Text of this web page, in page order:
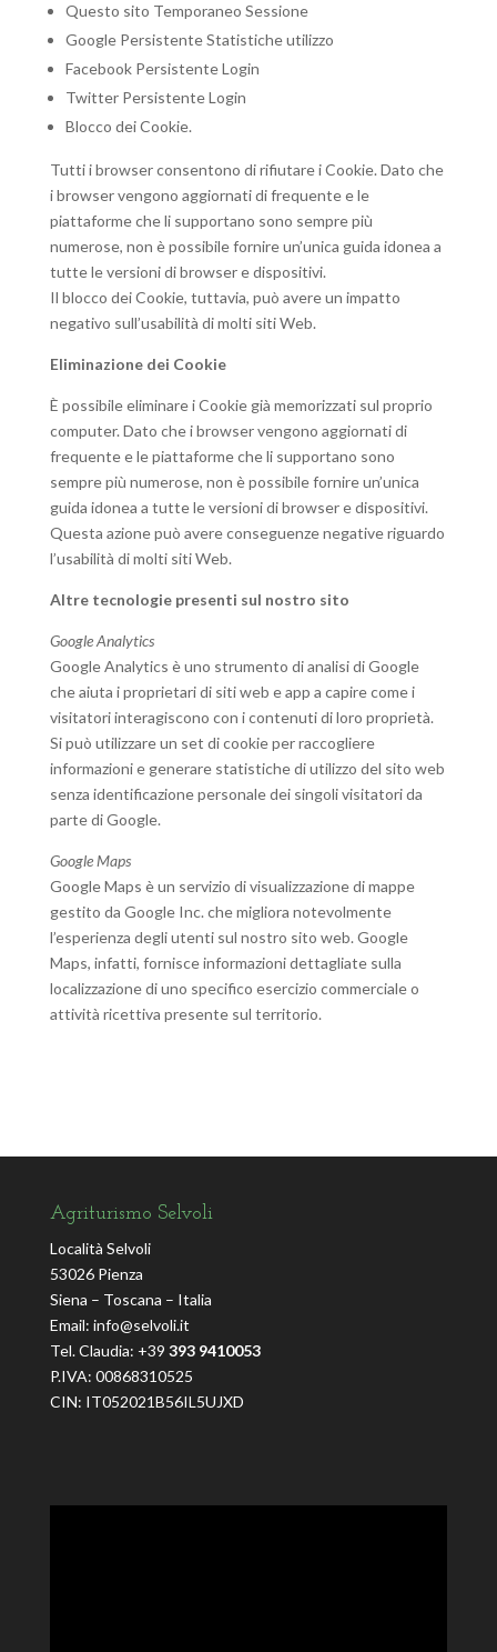
Questo sito Temporaneo Sessione
Google Persistente Statistiche utilizzo
Facebook Persistente Login
Twitter Persistente Login
Blocco dei Cookie.
Tutti i browser consentono di rifiutare i Cookie. Dato che
i browser vengono aggiornati di frequente e le
piattaforme che li supportano sono sempre più
numerose, non è possibile fornire un’unica guida idonea a
tutte le versioni di browser e dispositivi.
Il blocco dei Cookie, tuttavia, può avere un impatto
negativo sull’usabilità di molti siti Web.
Eliminazione dei Cookie
È possibile eliminare i Cookie già memorizzati sul proprio
computer. Dato che i browser vengono aggiornati di
frequente e le piattaforme che li supportano sono
sempre più numerose, non è possibile fornire un’unica
guida idonea a tutte le versioni di browser e dispositivi.
Questa azione può avere conseguenze negative riguardo
l’usabilità di molti siti Web.
Altre tecnologie presenti sul nostro sito
Google Analytics
Google Analytics è uno strumento di analisi di Google
che aiuta i proprietari di siti web e app a capire come i
visitatori interagiscono con i contenuti di loro proprietà.
Si può utilizzare un set di cookie per raccogliere
informazioni e generare statistiche di utilizzo del sito web
senza identificazione personale dei singoli visitatori da
parte di Google.
Google Maps
Google Maps è un servizio di visualizzazione di mappe
gestito da Google Inc. che migliora notevolmente
l’esperienza degli utenti sul nostro sito web. Google
Maps, infatti, fornisce informazioni dettagliate sulla
localizzazione di uno specifico esercizio commerciale o
attività ricettiva presente sul territorio.
Agriturismo Selvoli
Località Selvoli
53026 Pienza
Siena – Toscana – Italia
Email: info@selvoli.it
Tel. Claudia: +39 393 9410053
P.IVA: 00868310525
CIN: IT052021B56IL5UJXD